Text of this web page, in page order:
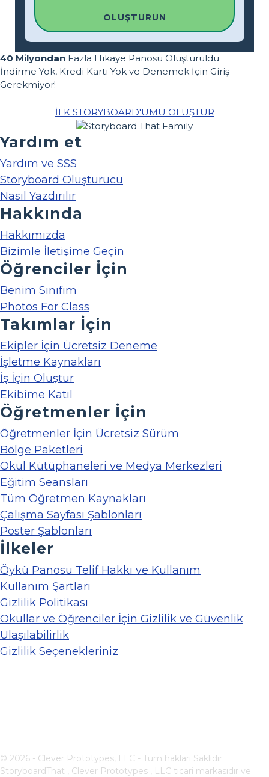
OLUŞTURUN
40 Milyondan Fazla Hikaye Panosu Oluşturuldu
İndirme Yok, Kredi Kartı Yok ve Denemek İçin Giriş
Gerekmiyor!
İLK STORYBOARD'UMU OLUŞTUR
Yardım et
Yardım ve SSS
Storyboard Oluşturucu
Nasıl Yazdırılır
Hakkında
Hakkımızda
Bizimle İletişime Geçin
Öğrenciler İçin
Benim Sınıfım
Photos For Class
Takımlar İçin
Ekipler İçin Ücretsiz Deneme
İşletme Kaynakları
İş İçin Oluştur
Ekibime Katıl
Öğretmenler İçin
Öğretmenler İçin Ücretsiz Sürüm
Bölge Paketleri
Okul Kütüphaneleri ve Medya Merkezleri
Eğitim Seansları
Tüm Öğretmen Kaynakları
Çalışma Sayfası Şablonları
Poster Şablonları
İlkeler
Öykü Panosu Telif Hakkı ve Kullanım
Kullanım Şartları
Gizlilik Politikası
Okullar ve Öğrenciler İçin Gizlilik ve Güvenlik
Ulaşılabilirlik
Gizlilik Seçenekleriniz
© 2026 - Clever Prototypes, LLC - Tüm hakları Saklıdır.
StoryboardThat , Clever Prototypes , LLC ticari markasıdır ve